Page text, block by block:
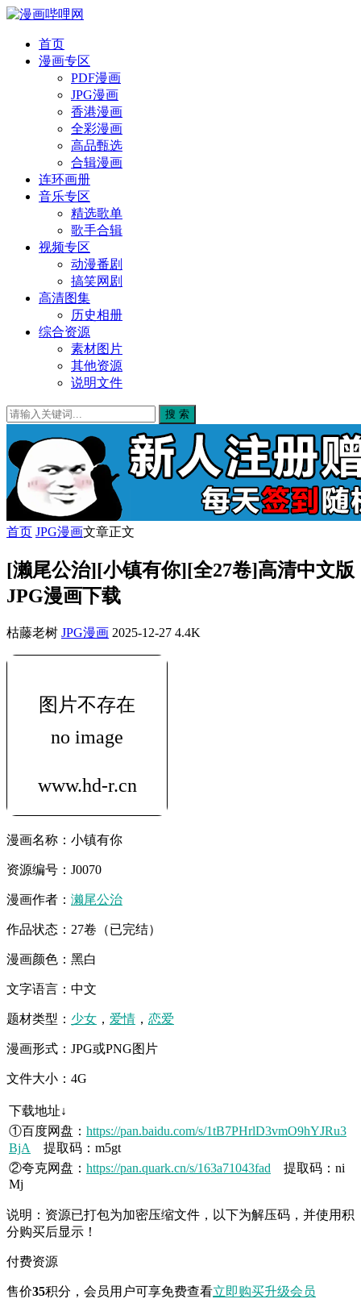
首页
漫画专区
PDF漫画
JPG漫画
香港漫画
全彩漫画
高品甄选
合辑漫画
连环画册
音乐专区
精选歌单
歌手合辑
视频专区
动漫番剧
搞笑网剧
高清图集
历史相册
综合资源
素材图片
其他资源
说明文件
搜 索
首页 JPG漫画文章正文
[濑尾公治][小镇有你][全27卷]高清中文版
JPG漫画下载
枯藤老树 JPG漫画 2025-12-27 4.4K
漫画名称：小镇有你
资源编号：J0070
漫画作者： 濑尾公治
作品状态：27卷（已完结）
漫画颜色：黑白
文字语言：中文
题材类型： 少女 ， 爱情 ， 恋爱
漫画形式：JPG或PNG图片
文件大小：4G
下载地址↓
①百度网盘： https://pan.baidu.com/s/1tB7PHrlD3vmO9hYJRu3
BjA
提取码：m5gt
②夸克网盘： https://pan.quark.cn/s/163a71043fad 提取码：ni
Mj
说明：资源已打包为加密压缩文件，以下为解压码，并使用积
分购买后显示！
付费资源
售价35积分 ，会员用户可享免费查看立即购买升级会员